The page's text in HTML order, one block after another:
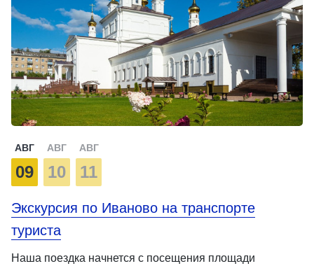
АВГ
09
АВГ
10
АВГ
11
Экскурсия по Иваново на транспорте
туриста
Наша поездка начнется с посещения площади